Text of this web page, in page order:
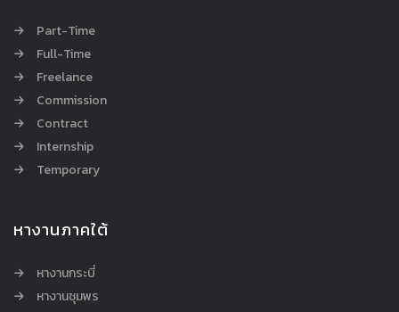
Part-Time
Full-Time
Freelance
Commission
Contract
Internship
Temporary
หางานภาคใต้
หางานกระบี่
หางานชุมพร